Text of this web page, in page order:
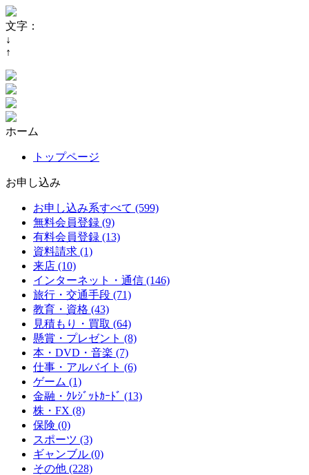
文字：
↓
↑
ホーム
トップページ
お申し込み
お申し込み系すべて (599)
無料会員登録 (9)
有料会員登録 (13)
資料請求 (1)
来店 (10)
インターネット・通信 (146)
旅行・交通手段 (71)
教育・資格 (43)
見積もり・買取 (64)
懸賞・プレゼント (8)
本・DVD・音楽 (7)
仕事・アルバイト (6)
ゲーム (1)
金融・ｸﾚｼﾞｯﾄｶｰﾄﾞ (13)
株・FX (8)
保険 (0)
スポーツ (3)
ギャンブル (0)
その他 (228)